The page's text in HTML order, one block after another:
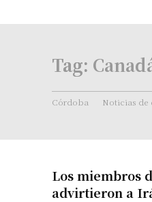
Tag:
Córdoba Noticias de
Los miembros
advirtieron a